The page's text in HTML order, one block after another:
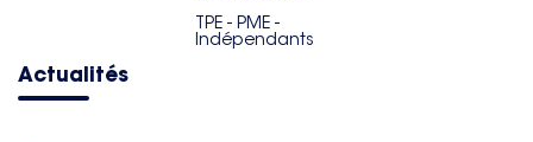
TPE - PME -
Indépendants
Actualités